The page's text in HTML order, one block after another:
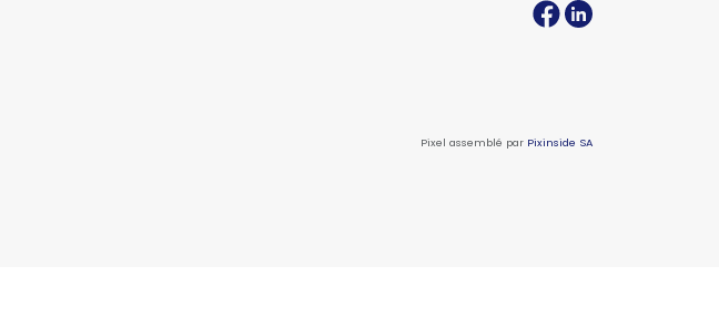
Pixel assemblé par Pixinside SA